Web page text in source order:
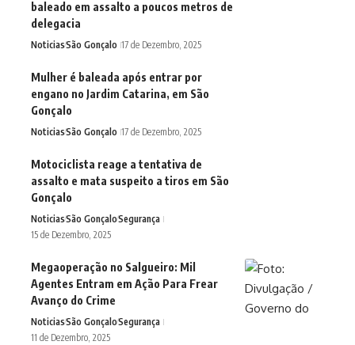
baleado em assalto a poucos metros de
delegacia
NoticiasSão Gonçalo 17 de Dezembro, 2025
Mulher é baleada após entrar por
engano no Jardim Catarina, em São
Gonçalo
NoticiasSão Gonçalo 17 de Dezembro, 2025
Motociclista reage a tentativa de
assalto e mata suspeito a tiros em São
Gonçalo
NoticiasSão GonçaloSegurança
15 de Dezembro, 2025
Megaoperação no Salgueiro: Mil
Agentes Entram em Ação Para Frear
Avanço do Crime
NoticiasSão GonçaloSegurança
11 de Dezembro, 2025